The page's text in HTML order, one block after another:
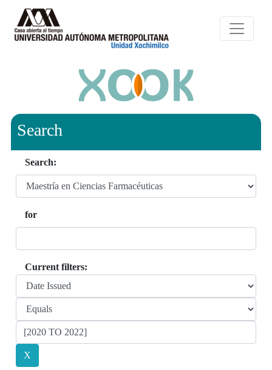
Search
Search:
for
Current filters: